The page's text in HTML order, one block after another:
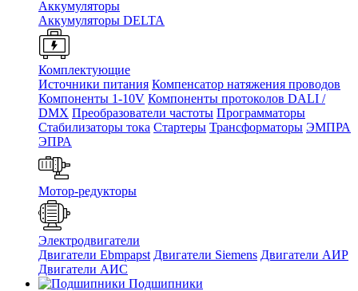
Аккумуляторы
Аккумуляторы DELTA
Комплектующие
Источники питания Компенсатор натяжения проводов
Компоненты 1-10V Компоненты протоколов DALI /
DMX Преобразователи частоты Программаторы
Стабилизаторы тока Стартеры Трансформаторы ЭМПРА
ЭПРА
Мотор-редукторы
Электродвигатели
Двигатели Ebmpapst Двигатели Siemens Двигатели АИР
Двигатели АИС
Подшипники